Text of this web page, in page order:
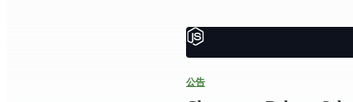
公告